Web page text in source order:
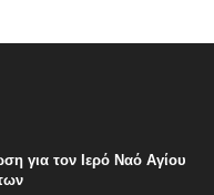
για τον Ιερό Ναό Αγίου